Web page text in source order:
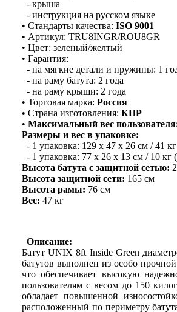
- крыша
- инструкция на русском языке
• Стандарты качества: ISO 9001
• Артикул: TRU8INGR/ROU8GR
• Цвет: зеленый/желтый
• Гарантия:
- на мягкие детали и пружины: 1
- на раму батута: 2 года
- на раму крыши: 2 года
• Торговая марка: Россия
• Страна изготовления: КНР
• Максимальный вес
Размеры и вес в упаковке:
- 1 упаковка: 129 х 47 х 26 см / 41
- 1 упаковка: 77 х 26 х 13 см / 10
Высота батута с защитной сетью:
Высота защитной сети: 165 см
Высота рамы: 76 см
Вес: 47 кг
Описание:
Батут UNIX 8ft Inside Green
батутов выполнен из особо
что обеспечивает высокую
пользователям с весом до 150
обладает повышенной
расположенный по периметру